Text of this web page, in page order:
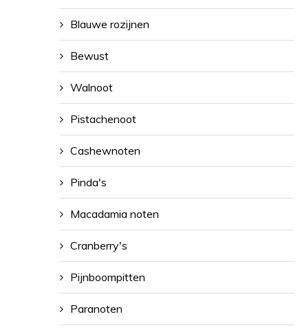
Blauwe rozijnen
Bewust
Walnoot
Pistachenoot
Cashewnoten
Pinda's
Macadamia noten
Cranberry's
Pijnboompitten
Paranoten